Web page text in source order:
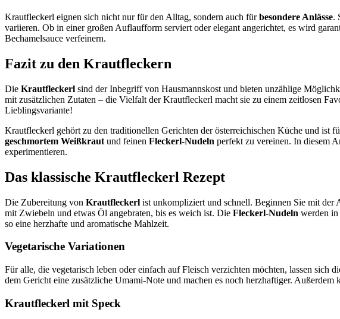
Krautfleckerl eignen sich nicht nur für den Alltag, sondern auch fürbesondere Anlässe.
variieren. Ob in einer großen Auflaufform serviert oder elegant angerichtet, es wird
Bechamelsauce verfeinern.
Fazit zu den Krautfleckern
Die Krautfleckerl sind der Inbegriff von Hausmannskost und bieten unzählige
mit zusätzlichen Zutaten – die Vielfalt der Krautfleckerl macht sie zu einem zeitlosen
Lieblingsvariante!
Krautfleckerl gehört zu den traditionellen Gerichten der österreichischen Küche und ist
geschmortem Weißkraut und feinen Fleckerl-Nudeln perfekt zu vereinen. In diesem
experimentieren.
Das klassische Krautfleckerl Rezept
Die Zubereitung von Krautfleckerl ist unkompliziert und schnell. Beginnen Sie mit der
mit Zwiebeln und etwas Öl angebraten, bis es weich ist. Die Fleckerl-Nudeln werden in
so eine herzhafte und aromatische Mahlzeit.
Vegetarische Variationen
Für alle, die vegetarisch leben oder einfach auf Fleisch verzichten möchten, lassen sich
dem Gericht eine zusätzliche Umami-Note und machen es noch herzhaftiger. Außerdem
Krautfleckerl mit Speck